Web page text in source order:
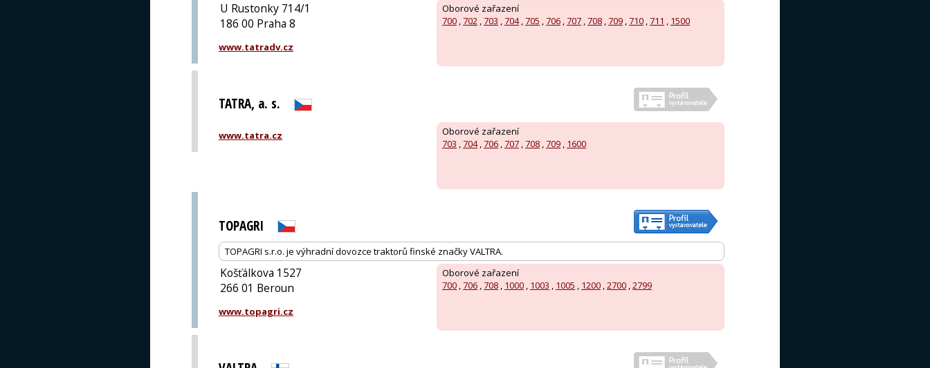
Oborové zařazení
700 ,702 ,703 ,704,705 ,706 ,707 ,708 ,709 ,710 ,711 , 1500
U Rustonky 714/1
186 00 Praha 8
www.tatradv.cz
TATRA, a. s.
Oborové zařazení
703 ,704,706 ,707 ,708 ,709 , 1600
www.tatra.cz
TOPAGRI
TOPAGRI s.r.o. je výhradní dovozce traktorů finské značky VALTRA.
Oborové zařazení
700 706 708 1000 1003 1005 1200 2700 2799
Košťálkova 1527
266 01 Beroun
www.topagri.cz